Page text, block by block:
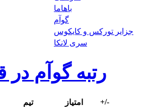
باهاما
گوآم
جزایر تورکس و کایکوس
سری لانکا
رتبه گوآم در
تیم امتیاز
+/-